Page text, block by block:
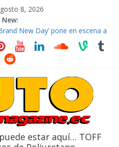
8, 2026
New:
gana protagonismo a la hora de
New Day’ pone en escena a
47ª, recorre 7 provincias en 8
Bolden para cubrir las rutas de La
estar aquí… TOFF